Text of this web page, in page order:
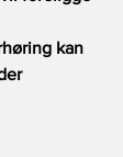
kan